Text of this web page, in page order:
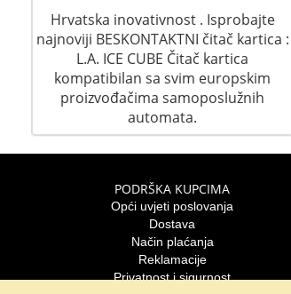
Hrvatska inovativnost . Isprobajte
najnoviji BESKONTAKTNI čitač kartica :
L.A. ICE CUBE Čitač kartica
kompatibilan sa svim europskim
proizvođačima samoposlužnih
automata.
PODRŠKA KUPCIMA
Opći uvjeti poslovanja
Dostava
Način plaćanja
Reklamacije
Privatnost i sigurnost